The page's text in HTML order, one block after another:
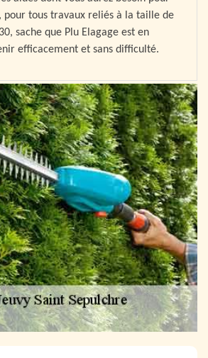
pour tous travaux reliés à la taille de
sache que Plu Elagage est en
efficacement et sans difficulté.